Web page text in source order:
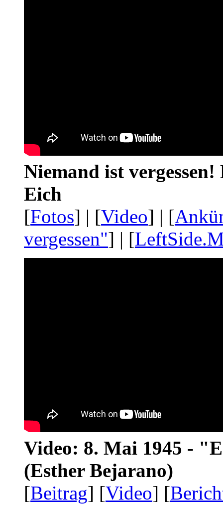
Niemand ist
Eich
[Fotos] | [Video] | [
vergessen"] | [
Video: 8. Mai 1945 -
(Esther Bejarano)
[Beitrag] [Video] [